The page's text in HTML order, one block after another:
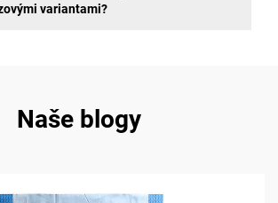
variantami?
Naše blogy